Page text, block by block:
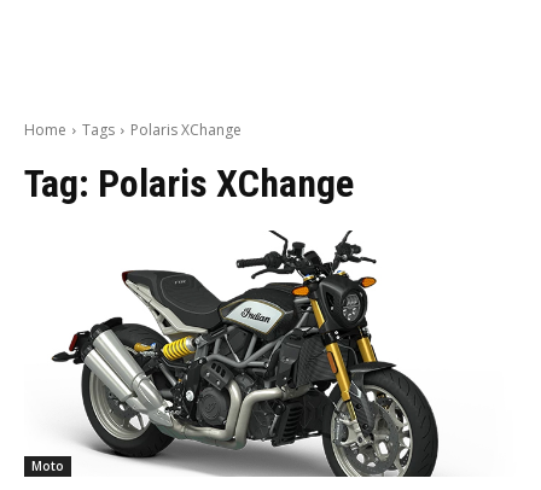
Home Tags Polaris XChange
Tag: Polaris XChange
Moto